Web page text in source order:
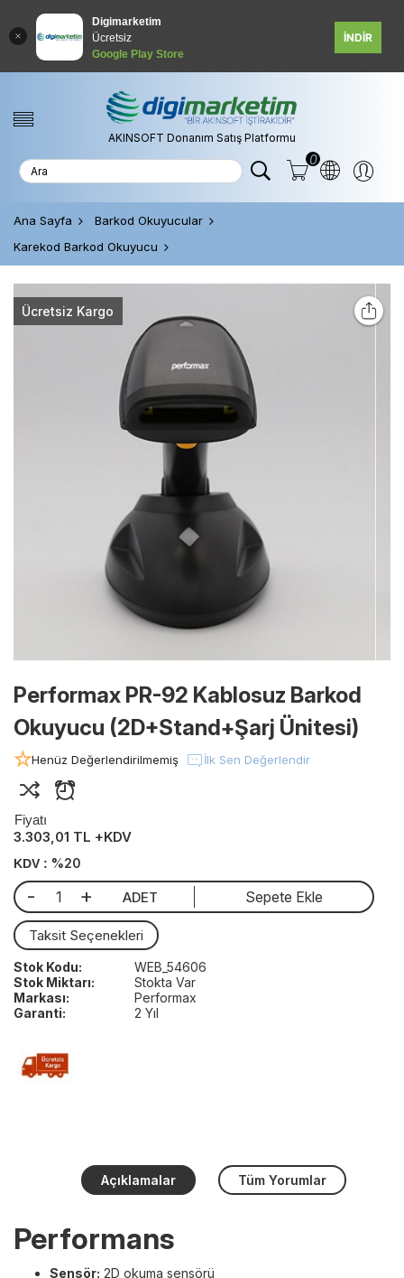
Digimarketim
Ücretsiz
Google Play Store
İNDİR
AKINSOFT Donanım Satış Platformu
0
Ana Sayfa
Barkod Okuyucular
Karekod Barkod Okuyucu
Performax PR-92 Kablosuz Barkod
Okuyucu (2D+Stand+Şarj Ünitesi)
Henüz Değerlendirilmemiş İlk Sen Değerlendir
Fiyatı
3.303,01 TL +KDV
KDV : %20
- + ADET Sepete Ekle
Taksit Seçenekleri
Stok Kodu:
WEB_54606
Stok Miktarı:
Stokta Var
Markası:
Performax
Garanti:
2 Yıl
Ücretsiz Kargo
Açıklamalar Tüm Yorumlar
Performans
Sensör: 2D okuma sensörü